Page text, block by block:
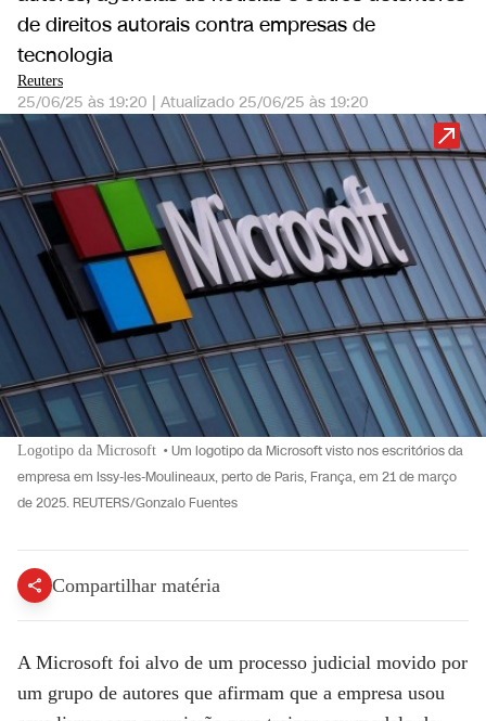
de direitos autorais contra empresas de
tecnologia
Reuters
25/06/25 às 19:20 | Atualizado 25/06/25 às 19:20
Logotipo da Microsoft •Um logotipo da Microsoft visto nos escritórios da
empresa em Issy-les-Moulineaux, perto de Paris, França, em 21 de março
de 2025. REUTERS/Gonzalo Fuentes
Compartilhar matéria
A Microsoft foi alvo de um processo judicial movido por
um grupo de autores que afirmam que a empresa usou